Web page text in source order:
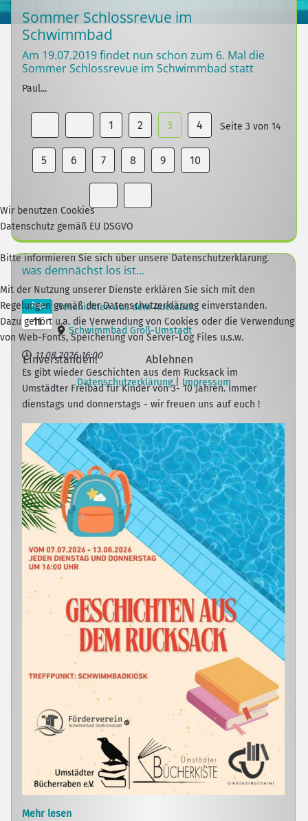
Sommer Schlossrevue im
Schwimmbad
Am 19.07.2019 findet nun schon zum 6. Mal die
Sommer Schlossrevue im Schwimmbad statt
Paul...
Seite 3 von 14
1 2 3 4
5 6 7 8 9 10
was demnächst los ist...
11
Aug. Geschichten aus dem Rucksack
Schwimmbad Groß-Umstadt
11.08.2026 16:00
Es gibt wieder Geschichten aus dem Rucksack im
Umstädter Freibad für Kinder von 3- 10 Jahren. Immer
dienstags und donnerstags - wir freuen uns auf euch !
Mehr lesen
Wir benutzen Cookies
Datenschutz gemäß EU DSGVO
Bitte informieren Sie sich über unsere Datenschutzerklärung.
Mit der Nutzung unserer Dienste erklären Sie sich mit den
Regelungen gemäß der Datenschutzerklärung einverstanden.
Dazu gehört u.a. die Verwendung von Cookies oder die Verwendung
von Web-Fonts, Speicherung von Server-Log Files u.s.w.
Einverstanden! Ablehnen
Datenschutzerklärung| Impressum